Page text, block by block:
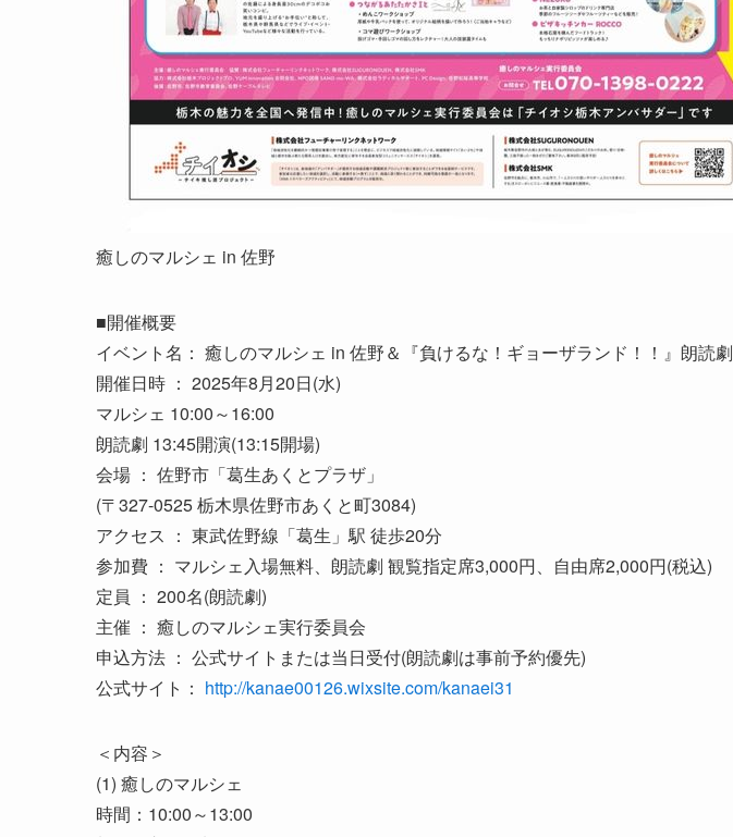
癒しのマルシェ in 佐野
■開催概要
イベント名： 癒しのマルシェ in 佐野＆『負けるな！ギョーザランド！！』朗読劇
開催日時 ： 2025年8月20日(水)
マルシェ 10:00～16:00
朗読劇 13:45開演(13:15開場)
会場 ： 佐野市「葛生あくとプラザ」
(〒327-0525 栃木県佐野市あくと町3084)
アクセス ： 東武佐野線「葛生」駅 徒歩20分
参加費 ： マルシェ入場無料、朗読劇 観覧指定席3,000円、自由席2,000円(税込)
定員 ： 200名(朗読劇)
主催 ： 癒しのマルシェ実行委員会
申込方法 ： 公式サイトまたは当日受付(朗読劇は事前予約優先)
公式サイト： http://kanae00126.wixsite.com/kanaei31
＜内容＞
(1) 癒しのマルシェ
時間：10:00～13:00